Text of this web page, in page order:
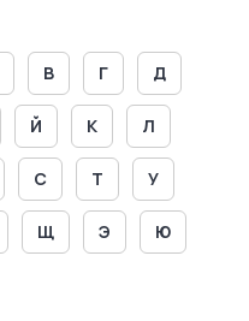
В Г Д
Й К Л
С Т У
Щ Э Ю